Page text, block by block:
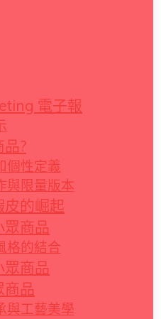
電子報
品?
個性定義
與限量版本
皮的崛起
眾商品
格的結合
眾商品
商品
與工藝美學